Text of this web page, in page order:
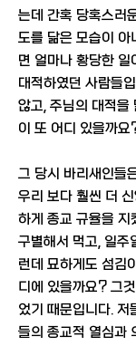
는데 간혹 당혹스러
도를 닮은 모습이 아
면 얼마나 황당한
대적하였던 사람들
않고, 주님의 대적을
이 또 어디 있을까요
그 당시 바리새인들
우리 보다 훨씬 더
하게 종교 규율을 지
구별해서 먹고, 일주
런데 묘하게도 섬김
디에 있을까요? 그
었기 때문입니다. 저
들의 종교적 열심과